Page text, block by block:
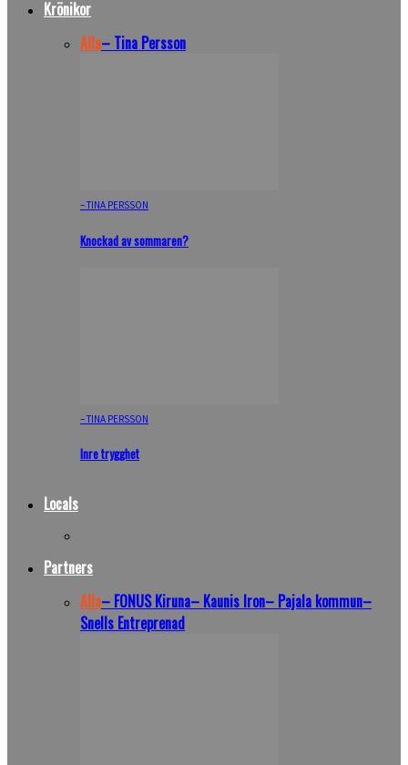
Krönikor
Alla– Tina Persson
– TINA PERSSON
Knockad av sommaren?
– TINA PERSSON
Inre trygghet
Locals
Partners
Alla– FONUS Kiruna– Kaunis Iron– Pajala kommun–
Snells Entreprenad